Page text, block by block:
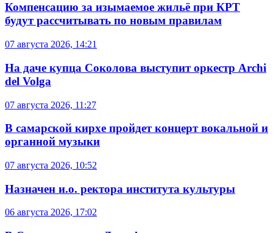
Компенсацию за изымаемое жильё при КРТ
будут рассчитывать по новым правилам
07 августа 2026, 14:21
На даче купца Соколова выступит оркестр Archi
del Volga
07 августа 2026, 11:27
В самарской кирхе пройдет концерт вокальной и
органной музыки
07 августа 2026, 10:52
Назначен и.о. ректора института культуры
06 августа 2026, 17:02